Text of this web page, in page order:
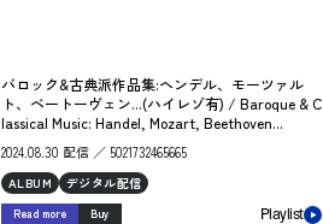
バロック&古典派作品集:ヘンデル、モーツァル
ト、ベートーヴェン...(ハイレゾ有) / Baroque & C
lassical Music: Handel, Mozart, Beethoven...
2024.08.30 配信 ／ 5021732465665
ALBUM デジタル配信
Read more Buy Playlist